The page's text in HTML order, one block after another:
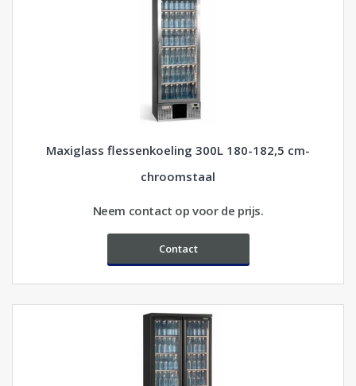
Maxiglass flessenkoeling 300L 180-182,5 cm-
chroomstaal
Neem contact op voor de prijs.
Contact